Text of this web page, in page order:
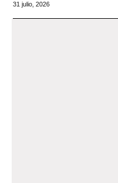
31 julio, 2026